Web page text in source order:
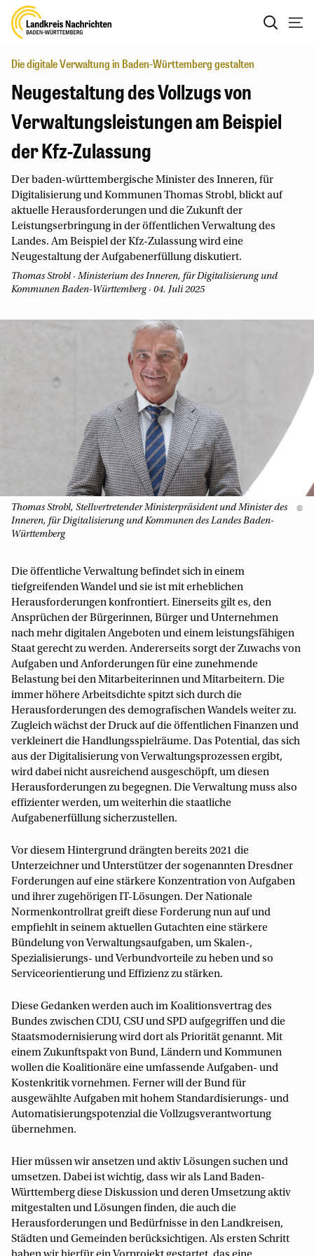
Die digitale Verwaltung in Baden-Württemberg gestalten
Neugestaltung des Vollzugs von
Verwaltungsleistungen am Beispiel
der Kfz-Zulassung
Der baden-württembergische Minister des Inneren, für
Digitalisierung und Kommunen Thomas Strobl, blickt auf
aktuelle Herausforderungen und die Zukunft der
Leistungserbringung in der öffentlichen Verwaltung des
Landes. Am Beispiel der Kfz-Zulassung wird eine
Neugestaltung der Aufgabenerfüllung diskutiert.
Thomas Strobl · Ministerium des Inneren, für Digitalisierung und
Kommunen Baden-Württemberg · 04. Juli 2025
Thomas Strobl, Stellvertretender Ministerpräsident und Minister des
Inneren, für Digitalisierung und Kommunen des Landes Baden-
Württemberg
©
Die öffentliche Verwaltung befindet sich in einem
tiefgreifenden Wandel und sie ist mit erheblichen
Herausforderungen konfrontiert. Einerseits gilt es, den
Ansprüchen der Bürgerinnen, Bürger und Unternehmen
nach mehr digitalen Angeboten und einem leistungsfähigen
Staat gerecht zu werden. Andererseits sorgt der Zuwachs von
Aufgaben und Anforderungen für eine zunehmende
Belastung bei den Mitarbeiterinnen und Mitarbeitern. Die
immer höhere Arbeitsdichte spitzt sich durch die
Herausforderungen des demografischen Wandels weiter zu.
Zugleich wächst der Druck auf die öffentlichen Finanzen und
verkleinert die Handlungsspielräume. Das Potential, das sich
aus der Digitalisierung von Verwaltungsprozessen ergibt,
wird dabei nicht ausreichend ausgeschöpft, um diesen
Herausforderungen zu begegnen. Die Verwaltung muss also
effizienter werden, um weiterhin die staatliche
Aufgabenerfüllung sicherzustellen.
Vor diesem Hintergrund drängten bereits 2021 die
Unterzeichner und Unterstützer der sogenannten Dresdner
Forderungen auf eine stärkere Konzentration von Aufgaben
und ihrer zugehörigen IT-Lösungen. Der Nationale
Normenkontrollrat greift diese Forderung nun auf und
empfiehlt in seinem aktuellen Gutachten eine stärkere
Bündelung von Verwaltungsaufgaben, um Skalen-,
Spezialisierungs- und Verbundvorteile zu heben und so
Serviceorientierung und Effizienz zu stärken.
Diese Gedanken werden auch im Koalitionsvertrag des
Bundes zwischen CDU, CSU und SPD aufgegriffen und die
Staatsmodernisierung wird dort als Priorität genannt. Mit
einem Zukunftspakt von Bund, Ländern und Kommunen
wollen die Koalitionäre eine umfassende Aufgaben- und
Kostenkritik vornehmen. Ferner will der Bund für
ausgewählte Aufgaben mit hohem Standardisierungs- und
Automatisierungspotenzial die Vollzugsverantwortung
übernehmen.
Hier müssen wir ansetzen und aktiv Lösungen suchen und
umsetzen. Dabei ist wichtig, dass wir als Land Baden-
Württemberg diese Diskussion und deren Umsetzung aktiv
mitgestalten und Lösungen finden, die auch die
Herausforderungen und Bedürfnisse in den Landkreisen,
Städten und Gemeinden berücksichtigen. Als ersten Schritt